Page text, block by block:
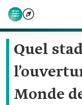
Quel
Monde